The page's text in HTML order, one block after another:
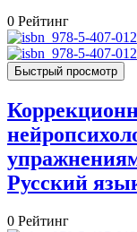
0 Рейтинг
Быстрый просмотр
Русский
0 Рейтинг